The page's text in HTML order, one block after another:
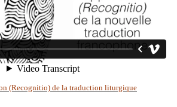
(Recognitio) de la traduction liturgique